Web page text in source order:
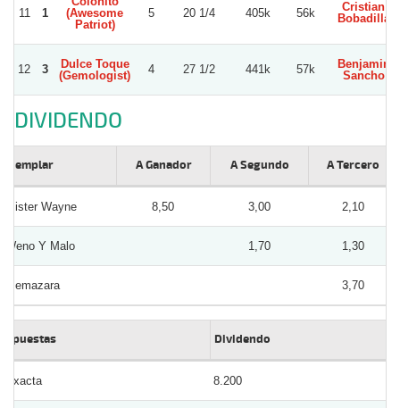
11 1
(Awesome
Patriot)
5 20 1/4 405k 56k
Cristian
Bobadilla
12 3
Dulce Toque
(Gemologist)
4 27 1/2 441k 57k
Benjamin
Sancho
DIVIDENDO
Ejemplar A Ganador A Segundo A Tercero
Mister Wayne 8,50 3,00 2,10
Weno Y Malo 1,70 1,30
Memazara 3,70
Apuestas Dividendo
Exacta 8.200